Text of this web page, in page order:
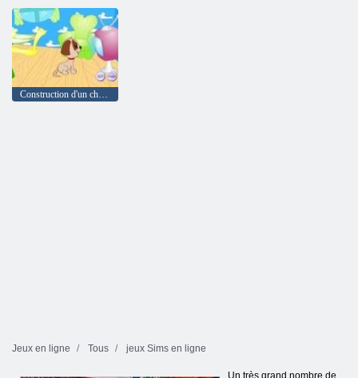
Construction d'un chenil pour un chiot
Jeux en ligne Tous jeux Sims en ligne